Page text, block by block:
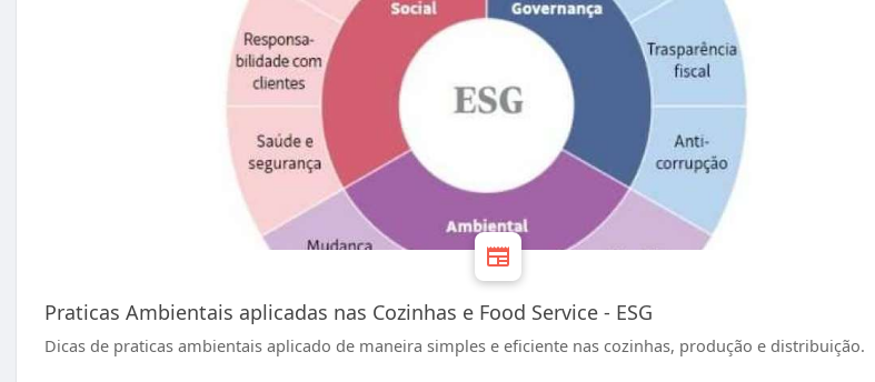
Praticas Ambientais aplicadas nas Cozinhas e Food Service - ESG
Dicas de praticas ambientais aplicado de maneira simples e eficiente nas cozinhas, produção e distribuição.